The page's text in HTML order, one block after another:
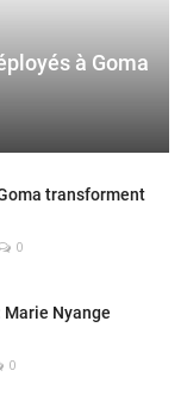
à Goma
transforment
0
Nyange
0